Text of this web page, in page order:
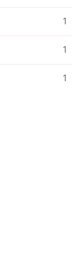
1
1
1